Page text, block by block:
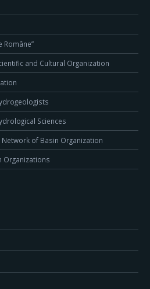
Române”
and Cultural Organization
Sciences
of Basin Organization
Organizations